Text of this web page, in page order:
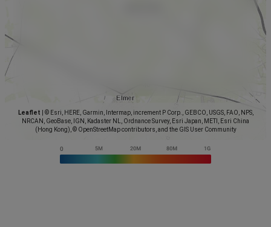
Leaflet
© Esri, HERE, Garmin, Intermap, increment P Corp., GEBCO, USGS, FAO, NPS,
NRCAN, GeoBase, IGN, Kadaster NL, Ordnance Survey, Esri Japan, METI, Esri China
(Hong Kong), © OpenStreetMap contributors, and the GIS User Community